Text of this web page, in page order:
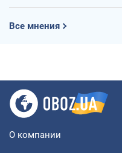
Все мнения
О компании